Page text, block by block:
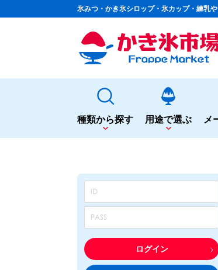
氷みつ・かき氷シロップ・氷カップ・練乳
種類から探す
かき氷専用シロップ
果汁入りや厳選素材
蜜・シロップ
和風甘味シロップ いろいろ使える汎
トッピング・製菓材料
用途で選ぶ
夏まつりや夜店に
シロップ
飲食店のサイドメニューに
シロップ トッピング テイクアウ
専門店の副材料に
メ
ログイン